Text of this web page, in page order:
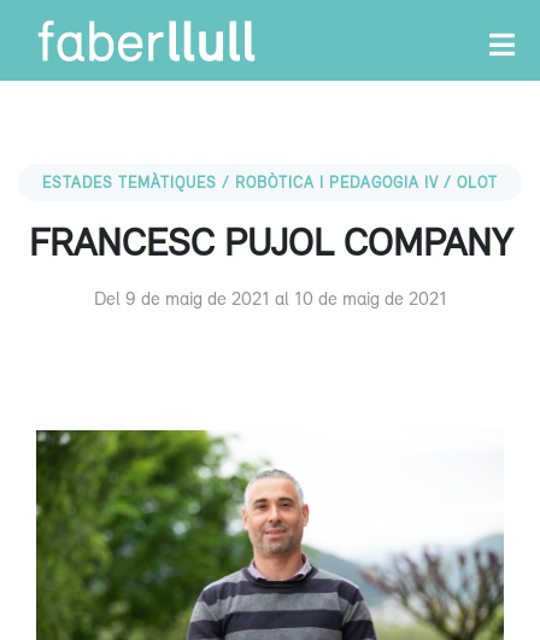
ESTADES TEMÀTIQUES / ROBÒTICA I PEDAGOGIA IV / OLOT
FRANCESC PUJOL COMPANY
Del 9 de maig de 2021 al 10 de maig de 2021